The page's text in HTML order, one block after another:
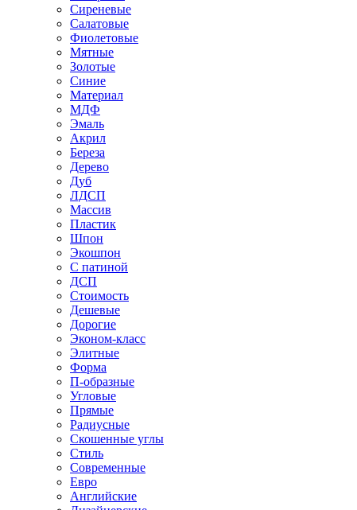
Сиреневые
Салатовые
Фиолетовые
Мятные
Золотые
Синие
Материал
МДФ
Эмаль
Акрил
Береза
Дерево
Дуб
ЛДСП
Массив
Пластик
Шпон
Экошпон
С патиной
ДСП
Стоимость
Дешевые
Дорогие
Эконом-класс
Элитные
Форма
П-образные
Угловые
Прямые
Радиусные
Скошенные углы
Стиль
Современные
Евро
Английские